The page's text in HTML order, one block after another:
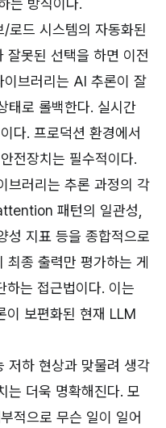
는 방식이다.
로드 시스템의 자동화된
잘못된 선택을 하면 이전
브러리는 AI 추론이 잘
태로 롤백한다. 실시간
다. 프로덕션 환경에서
전장치는 필수적이다.
브러리는 추론 과정의 각
패턴의 일관성,
성 지표 등을 종합적으로
종 출력만 평가하는 게
는 접근법이다. 이는
보편화된 현재 LLM
저하 현상과 맞물려 생각
는 더욱 명확해진다. 모
적으로 무슨 일이 일어